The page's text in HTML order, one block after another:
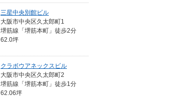
三星中央別館ビル
大阪市中央区久太郎町1
堺筋線「堺筋本町」徒歩2分
62.0坪
クラボウアネックスビル
大阪市中央区久太郎町2
堺筋線「堺筋本町」徒歩1分
62.06坪